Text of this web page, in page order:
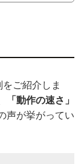
ご紹介しま
「動作の速さ」
声が挙がってい